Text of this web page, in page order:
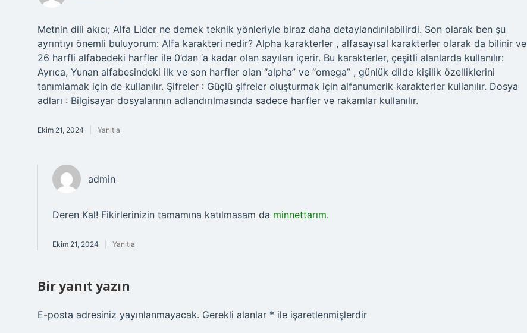
Metnin dili akıcı; Alfa Lider ne demek teknik yönleriyle biraz daha detaylandırılabilirdi. Son olarak ben şu
ayrıntıyı önemli buluyorum: Alfa karakteri nedir? Alpha karakterler , alfasayısal karakterler olarak da bilinir ve
26 harfli alfabedeki harfler ile 0’dan ‘a kadar olan sayıları içerir. Bu karakterler, çeşitli alanlarda kullanılır:
Ayrıca, Yunan alfabesindeki ilk ve son harfler olan “alpha” ve “omega” , günlük dilde kişilik özelliklerini
tanımlamak için de kullanılır. Şifreler : Güçlü şifreler oluşturmak için alfanumerik karakterler kullanılır. Dosya
adları : Bilgisayar dosyalarının adlandırılmasında sadece harfler ve rakamlar kullanılır.
Ekim 21, 2024 Yanıtla
admin
Deren Kal! Fikirlerinizin tamamına katılmasam da minnettarım.
Ekim 21, 2024 Yanıtla
Bir yanıt yazın
E-posta adresiniz yayınlanmayacak. Gerekli alanlar * ile işaretlenmişlerdir